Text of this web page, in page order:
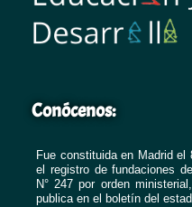
Conócenos:
Fue constituida en Madrid
el registro de fundaciones
N° 247 por orden
publica en el boletín del